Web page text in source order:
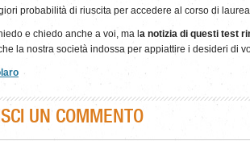
probabilità di riuscita per accedere al corso di
e chiedo anche a voi, ma l a notizia di questi test
la nostra società indossa per appiattire i desideri di
UN COMMENTO